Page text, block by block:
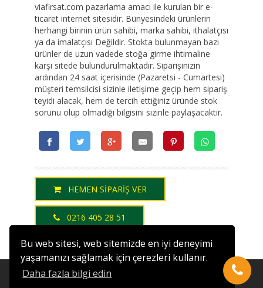
Bu web sitesi, web sitemizde en iyi deneyimi
yaşamanızı sağlamak için çerezleri kullanır.
Daha fazla bilgi edin
viafirsat.com pazarlama amacı ile kurulan bir e-
ticaret internet sitesidir. Bünyesindeki ürünlerin
herhangi birinin ürün sahibi, marka sahibi, ithalatçısı
ya da imalatçısı Değildir. Stokta bulunmayan bazı
ürünler de uzun vadede stoğa girme ihtimaline
karşı sitede bulundurulmaktadır. Siparişinizin
ardından 24 saat içerisinde (Pazaretsi - Cumartesi)
müşteri temsilcisi sizinle iletişime geçip hem sipariş
teyidi alacak, hem de tercih ettiğiniz üründe stok
sorunu olup olmadığı bilgisini sizinle paylaşacaktır.
HEMEN SİPARİŞ VER
0216 405 28 51
- HAKKIMIZDA|- TESLİMAT ŞARTLARI